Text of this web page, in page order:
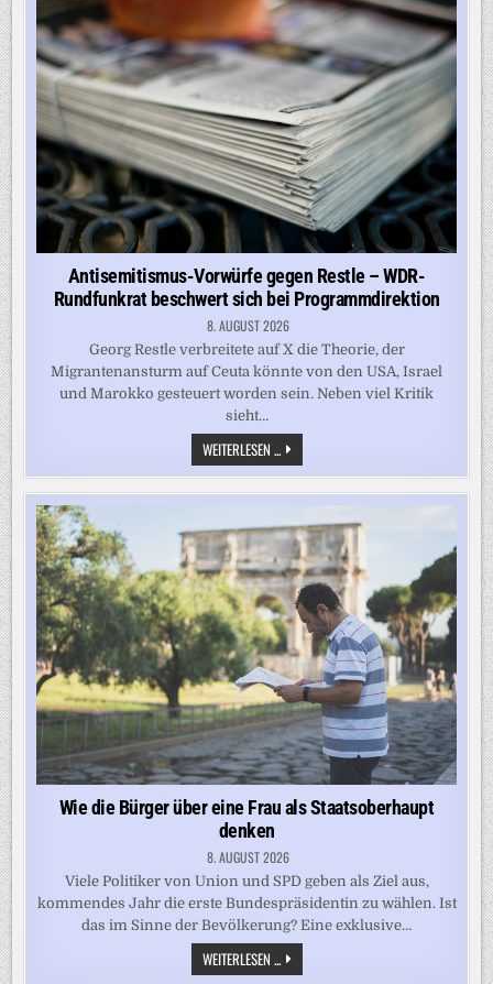
Antisemitismus-Vorwürfe gegen Restle – WDR-
Rundfunkrat beschwert sich bei Programmdirektion
8. AUGUST 2026
Georg Restle verbreitete auf X die Theorie, der
Migrantenansturm auf Ceuta könnte von den USA, Israel
und Marokko gesteuert worden sein. Neben viel Kritik
sieht…
WEITERLESEN ... ANTISEMITISMUS-
VORWÜRFE
GEGEN
RESTLE
WDR-
RUNDFUNKRAT
BESCHWERT
SICH
BEI
PROGRAMMDIREKTION
Wie die Bürger über eine Frau als Staatsoberhaupt
denken
8. AUGUST 2026
Viele Politiker von Union und SPD geben als Ziel aus,
kommendes Jahr die erste Bundespräsidentin zu wählen. Ist
das im Sinne der Bevölkerung? Eine exklusive…
WEITERLESEN ...WIE
DIE